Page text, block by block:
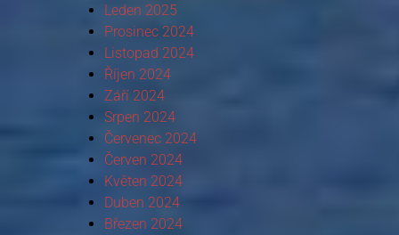
Leden 2025
Prosinec 2024
Listopad 2024
Říjen 2024
Září 2024
Srpen 2024
Červenec 2024
Červen 2024
Květen 2024
Duben 2024
Březen 2024